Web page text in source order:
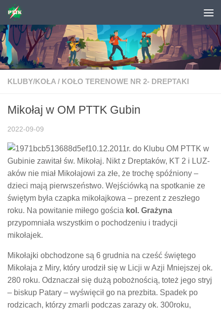
Skip to content
KLUBY/KOŁA / KOŁO TERENOWE NR 2- DREPTAKI
Mikołaj w OM PTTK Gubin
2022-09-09
10.12.2011r. do Klubu OM PTTK w
Gubinie zawitał św. Mikołaj. Nikt z Dreptaków, KT 2 i LUZ-
aków nie miał Mikołajowi za złe, że trochę spóźniony –
dzieci mają pierwszeństwo. Wejściówką na spotkanie ze
świętym była czapka mikołajkowa – prezent z zeszłego
roku. Na powitanie miłego gościa kol. Grażyna
przypomniała wszystkim o pochodzeniu i tradycji
mikołajek.
Mikołajki obchodzone są 6 grudnia na cześć świętego
Mikołaja z Miry, który urodził się w Licji w Azji Mniejszej ok.
280 roku. Odznaczał się dużą pobożnością, toteż jego stryj
– biskup Patary – wyświęcił go na prezbita. Spadek po
rodzicach, którzy zmarli podczas zarazy ok. 300roku,